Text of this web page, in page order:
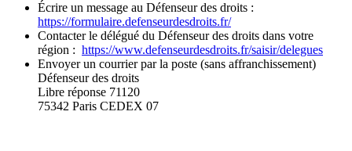
Écrire un message au Défenseur des droits :
https://formulaire.defenseurdesdroits.fr/
Contacter le délégué du Défenseur des droits dans votre
région : https://www.defenseurdesdroits.fr/saisir/delegues
Envoyer un courrier par la poste (sans affranchissement)
Défenseur des droits
Libre réponse 71120
75342 Paris CEDEX 07